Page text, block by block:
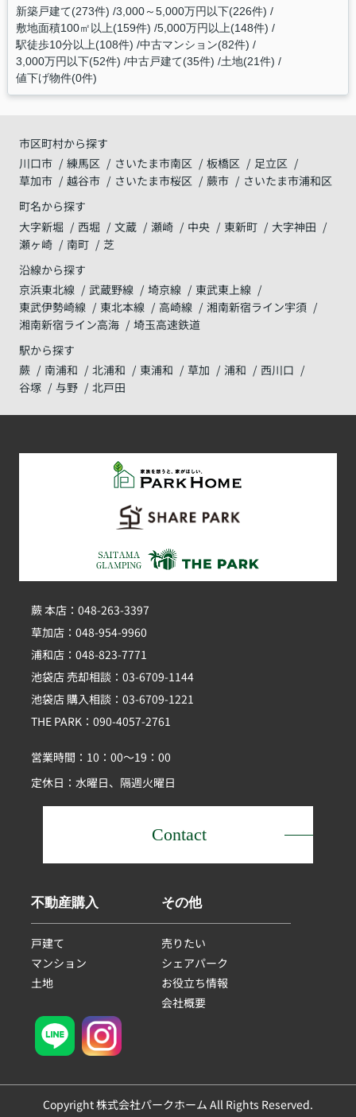
新築戸建て(273件) 3,000～5,000万円以下(226件)
敷地面積100㎡以上(159件) 5,000万円以上(148件)
駅徒歩10分以上(108件) 中古マンション(82件)
3,000万円以下(52件) 中古戸建て(35件) 土地(21件)
値下げ物件(0件)
市区町村から探す
川口市
練馬区 さいたま市南区 板橋区
足立区
草加市
越谷市 さいたま市桜区 蕨市
さいたま市浦和区
町名から探す
大字新堀
西堀 文蔵 瀬崎 中央 東新町
大字神田
瀬ヶ崎
南町
芝
沿線から探す
京浜東北線
武蔵野線 埼京線
東武東上線
東武伊勢崎線
東北本線 高崎線
湘南新宿ライン宇須
湘南新宿ライン高海
埼玉高速鉄道
駅から探す
蕨
南浦和 北浦和 東浦和 草加 浦和
西川口
谷塚
与野 北戸田
蕨 本店：048-263-3397
草加店：048-954-9960
浦和店：048-823-7771
池袋店 売却相談：03-6709-1144
池袋店 購入相談：03-6709-1221
THE PARK：090-4057-2761
営業時間：10：00～19：00
定休日：水曜日、隔週火曜日
Contact
不動産購入
戸建て
マンション
土地
その他
売りたい
シェアパーク
お役立ち情報
会社概要
Copyright 株式会社パークホーム All Rights Reserved.